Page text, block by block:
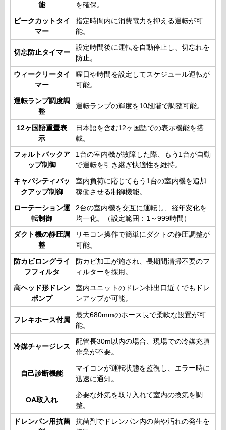
能
を確保。
ピークカットタイ
マー
指定時間内に消費電力を抑える運転が可
能。
切忘防止タイマー
設定時間後に運転を自動停止し、切忘れを
防止。
ウィークリータイ
マー
曜日や時間を設定してスケジュール運転が
可能。
運転ランプ調度調
整
運転ランプの輝度を10段階で調整可能。
12ヶ国語重畳表
示
日本語を含む12ヶ国語での表示機能を搭
載。
フォルトバックア
ップ制御
1台の室内機が故障した際、もう1台が自動
で運転を引き継ぎ快適性を維持。
キャパシティバッ
クアップ制御
室内負荷に応じてもう1台の室内機を追加
稼働させる制御機能。
ローテーション運
転制御
2台の室内機を交互に運転し、経年変化を
均一化。（設定範囲：1～999時間）
ダクト機の静圧調
整
リモコン操作で簡単にダクトの静圧調整が
可能。
防カビロングライ
フフィルタ
防カビ加工が施され、長期間清掃不要のフ
ィルターを採用。
高ヘッド形ドレン
ポンプ
室内ユニットのドレン排出口近くでもドレ
ンアップが可能。
フレキホース付属
最大680mmのホース長で柔軟な設置が可
能。
冷媒チャージレス
配管長30m以内の場合、現場での冷媒充填
作業が不要。
自己診断機能
マイコンが運転状態を監視し、エラー時に
迅速に通知。
OA取入れ
必要な外気を取り入れて室内の換気を調
整。
ドレンパン用抗菌
抗菌剤でドレンパン内の菌や汚れの発生を